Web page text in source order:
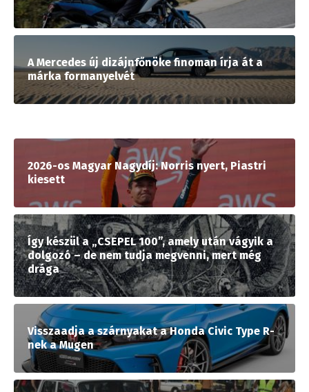
A Mercedes új dizájnfőnöke finoman írja át a
márka formanyelvét
2026-os Magyar Nagydíj: Norris nyert, Piastri
kiesett
Így készül a „CSEPEL 100”, amely után vágyik a
dolgozó – de nem tudja megvenni, mert még
drága
Visszaadja a szárnyakat a Honda Civic Type R-
nek a Mugen